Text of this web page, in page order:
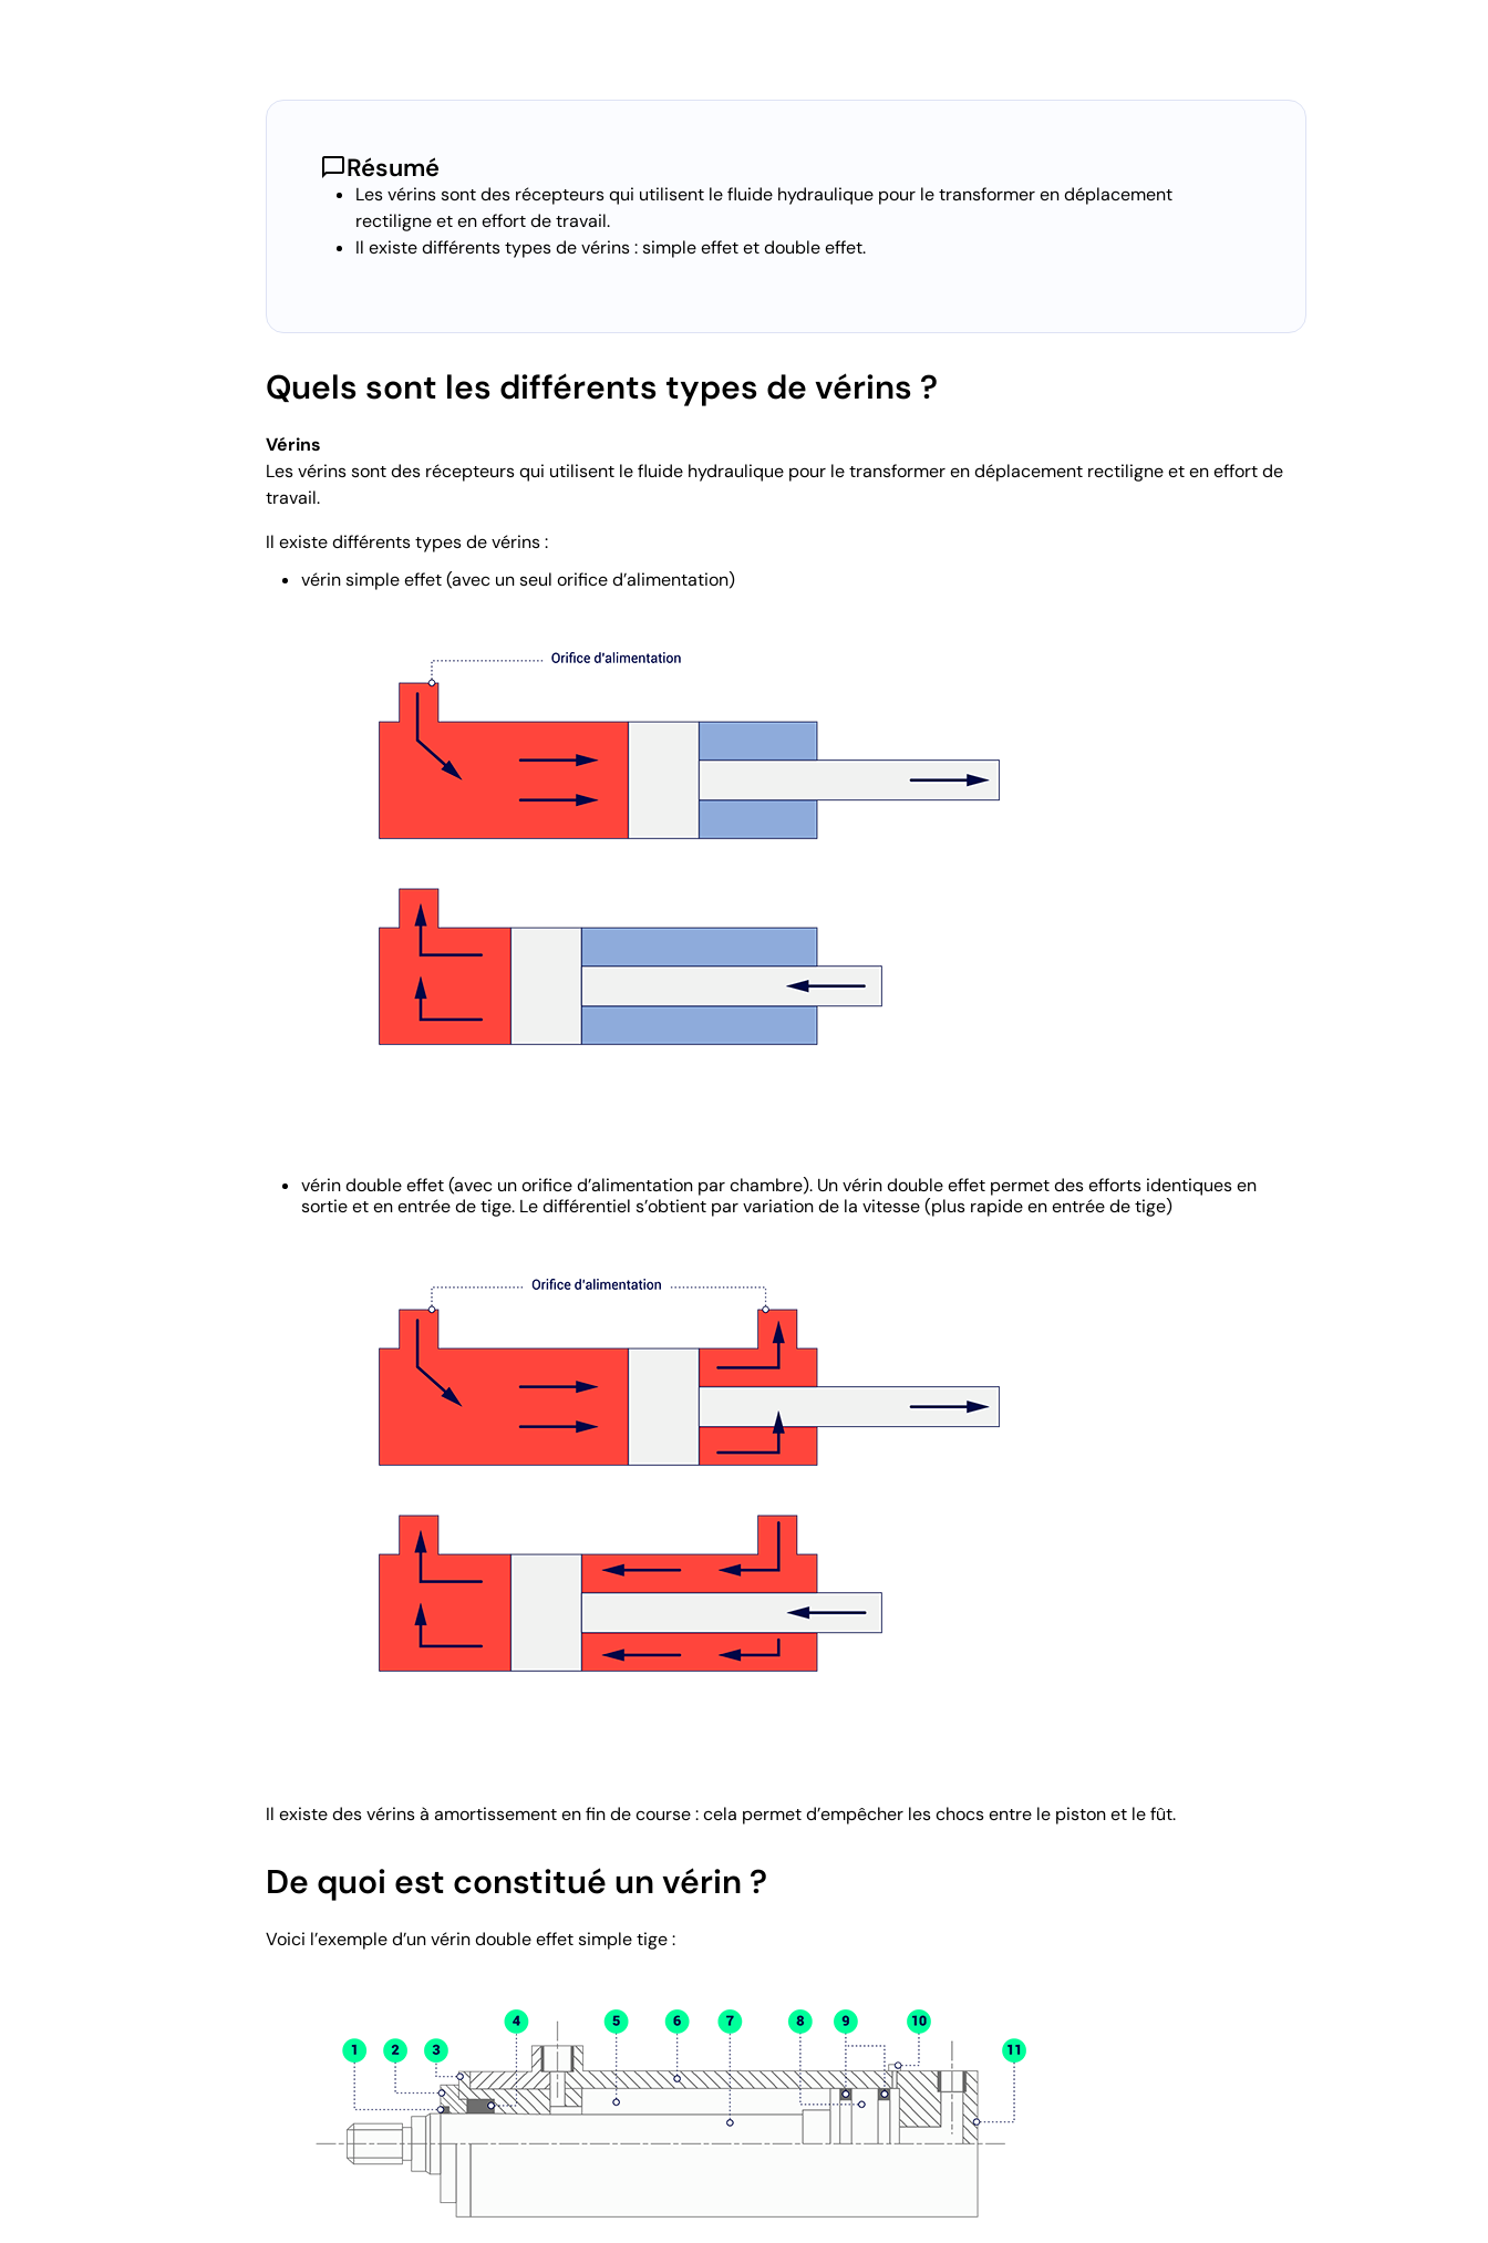
chat_bubbleRésumé
Les vérins sont des récepteurs qui utilisent le fluide hydraulique pour le transformer en déplacement
rectiligne et en effort de travail.
Il existe différents types de vérins : simple effet et double effet.
Quels sont les différents types de vérins ?
Vérins
Les vérins sont des récepteurs qui utilisent le fluide hydraulique pour le transformer en déplacement rectiligne et en effort de
travail.
Il existe différents types de vérins :
vérin simple effet (avec un seul orifice d’alimentation)
vérin double effet (avec un orifice d’alimentation par chambre). Un vérin double effet permet des efforts identiques en
sortie et en entrée de tige. Le différentiel s’obtient par variation de la vitesse (plus rapide en entrée de tige)
Il existe des vérins à amortissement en fin de course : cela permet d’empêcher les chocs entre le piston et le fût.
De quoi est constitué un vérin ?
Voici l’exemple d’un vérin double effet simple tige :